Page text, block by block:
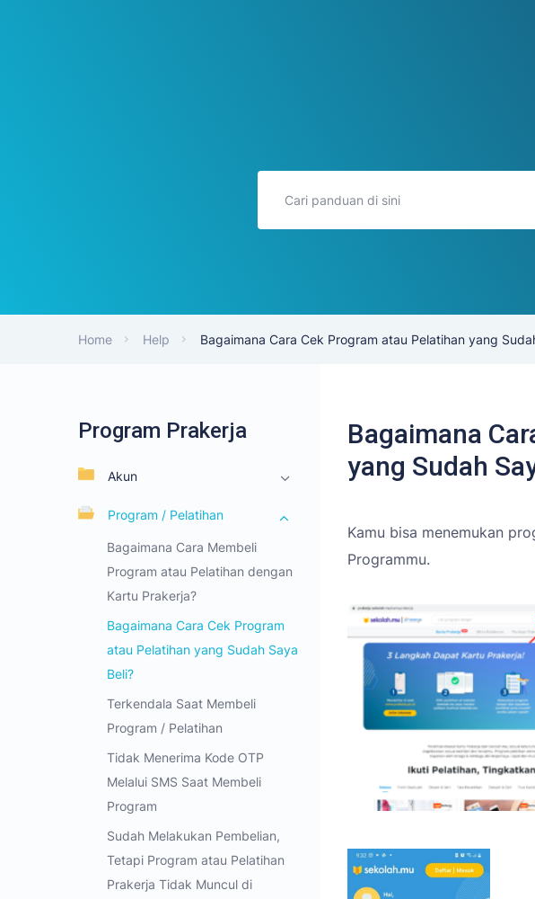
Home Help Bagaimana Cara Cek Program atau Pelatihan yang
Program Prakerja
Akun
Program / Pelatihan
Bagaimana Cara Membeli
Program atau Pelatihan dengan
Kartu Prakerja?
Bagaimana Cara Cek Program
atau Pelatihan yang Sudah Saya
Beli?
Terkendala Saat Membeli
Program / Pelatihan
Tidak Menerima Kode OTP
Melalui SMS Saat Membeli
Program
Sudah Melakukan Pembelian,
Tetapi Program atau Pelatihan
Prakerja Tidak Muncul di
Bagaimana
yang Sudah
Kamu bisa menemukan
Programmu.